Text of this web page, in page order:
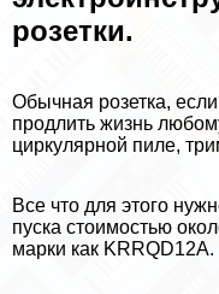
розетки.
Обычная розетка,
продлить жизнь
циркулярной пиле,
Все что для этого
пуска стоимостью
марки как KRRQD12A.